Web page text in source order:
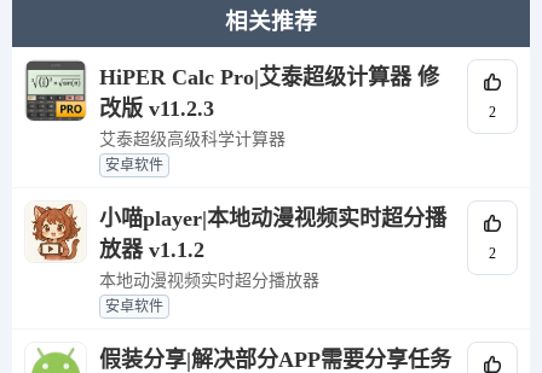
相关推荐
HiPER Calc Pro|艾泰超级计算器 修
改版 v11.2.3
艾泰超级高级科学计算器
安卓软件
2
小喵player|本地动漫视频实时超分播
放器 v1.1.2
本地动漫视频实时超分播放器
安卓软件
2
假装分享|解决部分APP需要分享任务